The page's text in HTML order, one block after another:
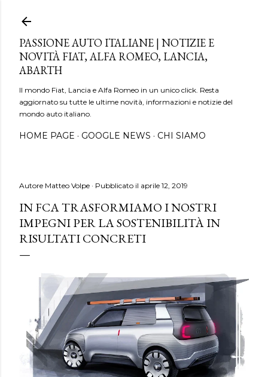
PASSIONE AUTO ITALIANE | NOTIZIE E
NOVITÀ FIAT, ALFA ROMEO, LANCIA,
ABARTH
Il mondo Fiat, Lancia e Alfa Romeo in un unico click. Resta
aggiornato su tutte le ultime novità, informazioni e notizie del
mondo auto italiano.
HOME PAGE GOOGLE NEWS CHI SIAMO
Autore Matteo Volpe Pubblicato il aprile 12, 2019
IN FCA TRASFORMIAMO I NOSTRI
IMPEGNI PER LA SOSTENIBILITÀ IN
RISULTATI CONCRETI